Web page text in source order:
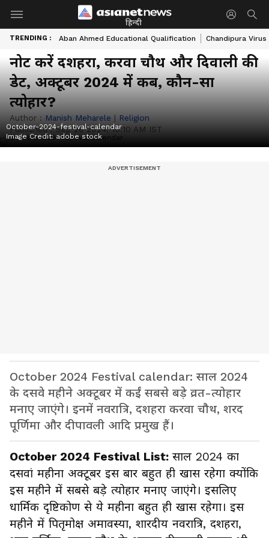
हिन्दी
TRENDING : Aban Ahmed Educational Qualification Chandipura
नोट करें दशहरा, करवा चौथ और दिवाली की
डेट, अक्टूबर 2024 में कब, कौन-सा
त्योहार?
Author : Manish Meharele | Religion
Published :Sep 26 2024, 10:10 AM IST
October-2024-festival-calendar
Image Credit:adobe stock
October 2024 Festival calendar: साल 2024
के दसवे महीने अक्टूबर में कईं सबसे बड़े व्रत-त्योहार
मनाए जाएंगे। इनमें नवरात्रि, दशहरा करवा चौथ, शरद
पूर्णिमा और दीपावली आदि प्रमुख हैं।
October 2024 Festival List: साल 2024 का
दसवां महीना अक्टूबर इस बार बहुत ही खास रहेगा क्योंकि
इस महीने में सबसे बड़े त्योहार मनाए जाएंगे। इसलिए
धार्मिक दृष्टिकोण से ये महीना बहुत ही खास रहेगा। इस
महीने में पितृमोक्ष अमावस्या, शारदीय नवरात्रि, दशहरा,